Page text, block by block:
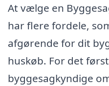
At vælge en
har flere fordele,
afgørende for dit
huskøb. For det
byggesagkyndige